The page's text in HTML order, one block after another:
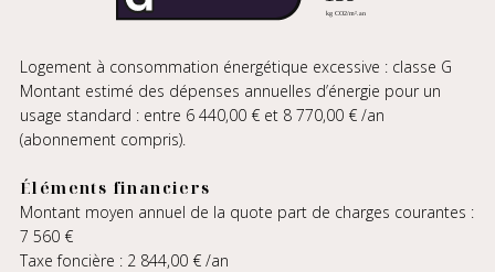
Logement à consommation énergétique excessive : classe G
Montant estimé des dépenses annuelles d’énergie pour un
usage standard : entre 6 440,00 € et 8 770,00 € /an
(abonnement compris).
Éléments financiers
Montant moyen annuel de la quote part de charges courantes :
7 560 €
Taxe foncière : 2 844,00 € /an